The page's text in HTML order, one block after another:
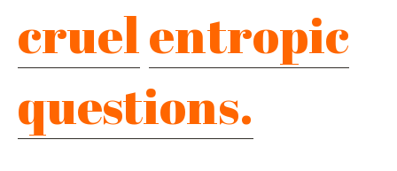
cruelentropic
questions.